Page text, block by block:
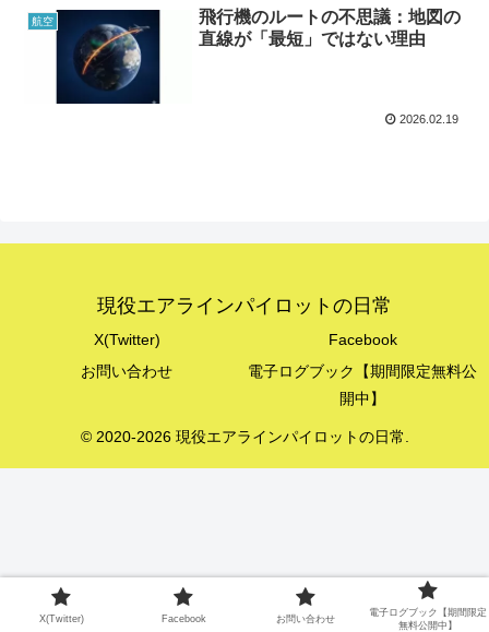
航空
飛行機のルートの不思議：地図の
直線が「最短」ではない理由
2026.02.19
現役エアラインパイロットの日常
X(Twitter)
Facebook
お問い合わせ
電子ログブック【期間限定無料公
開中】
© 2020-2026 現役エアラインパイロットの日常.
X(Twitter) Facebook お問い合わせ
電子ログブック【期間限定
無料公開中】